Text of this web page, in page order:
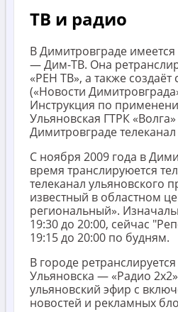
ТВ и радио
В Димитровграде
— Дим-ТВ. Она
«РЕН ТВ», а также
(«Новости
Инструкция по
Ульяновская ГТРК
Димитровграде
С ноября 2009 года в
время транслируюется
телеканал ульяновского
известный в областном
региональный».
19:30 до 20:00, сейчас
19:15 до 20:00 по будням.
В городе
Ульяновска — «Радио
ульяновский эфир с
новостей и рекламных